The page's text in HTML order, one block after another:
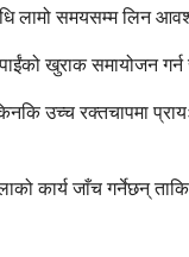
लामो समयसम्म लिन
खुराक समायोजन
उच्च रक्तचापमा
कार्य जाँच गर्नेछन्